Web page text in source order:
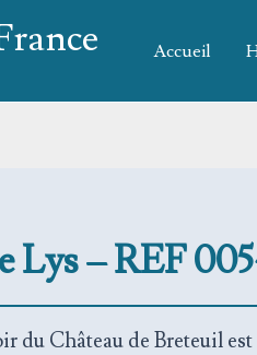
Accueil
Lys – REF
du Château de Breteuil